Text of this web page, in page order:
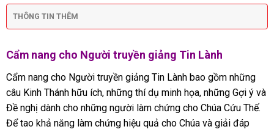
THÔNG TIN THÊM
Cẩm nang cho Người truyền giảng Tin Lành
Cẩm nang cho Người truyền giảng Tin Lành bao gồm những
câu Kinh Thánh hữu ích, những thí dụ minh họa, những Gợi ý và
Đề nghị dành cho những người làm chứng cho Chúa Cứu Thế.
Để tao khả năng làm chứng hiệu quả cho Chúa và giải đáp